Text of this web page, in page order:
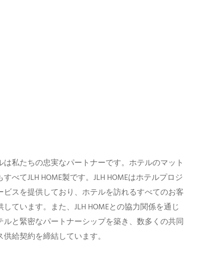
私たちの忠実なパートナーです。ホテルのマット
べてJLH HOME製です。JLH HOMEはホテルプロジ
スを提供しており、ホテルを訪れるすべてのお客
ています。また、JLH HOMEとの協力関係を通じ
と緊密なパートナーシップを築き、数多くの共同
給契約を締結しています。